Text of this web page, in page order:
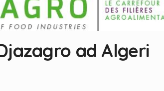
ad Algeri